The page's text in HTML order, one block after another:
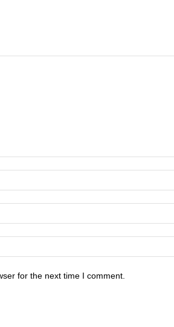
for the next time I comment.